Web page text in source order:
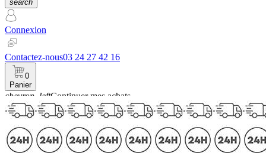
search
Connexion
Contactez-nous03 24 27 42 16
0
Panier
chevron_leftContinuer mes achats
Panier